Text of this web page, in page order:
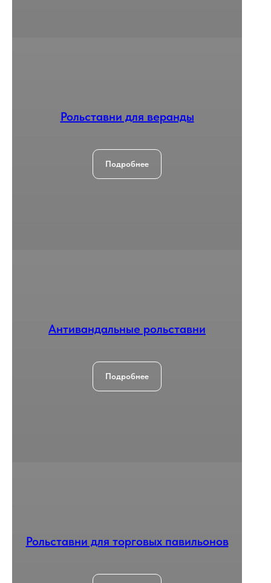
Рольставни для веранды
Подробнее
Антивандальные рольставни
Подробнее
Рольставни для торговых павильонов